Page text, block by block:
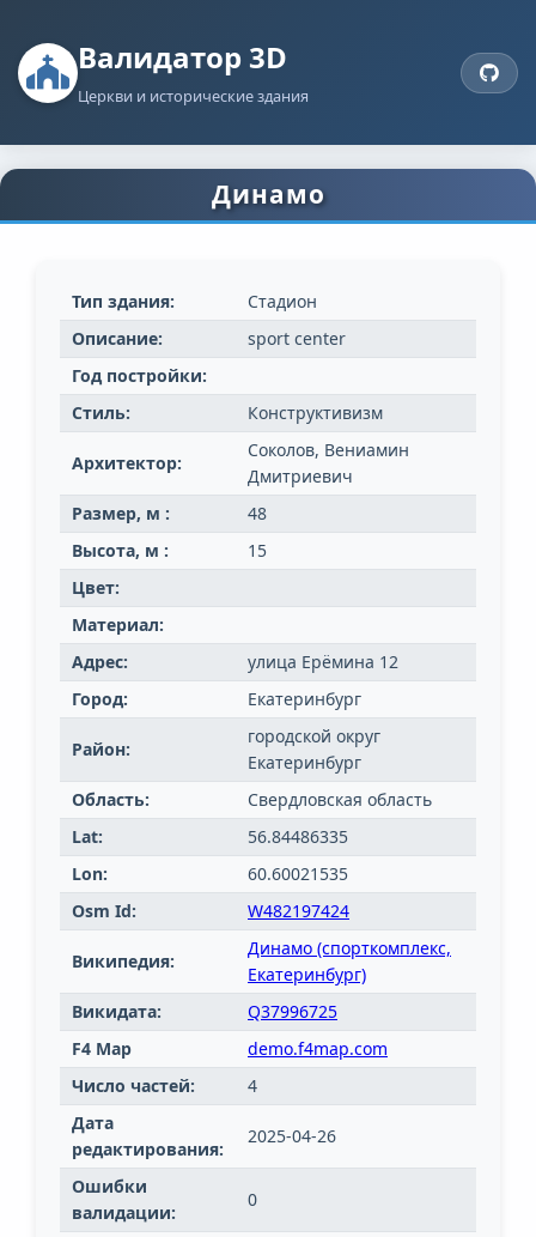
Валидатор 3D
Церкви и исторические здания
Динамо
Тип здания:
Стадион
Описание:
sport center
Год постройки:
Стиль:
Конструктивизм
Архитектор:
Соколов, Вениамин
Дмитриевич
Размер, м :
48
Высота, м :
15
Цвет:
Материал:
Адрес:
улица Ерёмина 12
Город:
Екатеринбург
Район:
городской округ
Екатеринбург
Область:
Свердловская область
Lat:
56.84486335
Lon:
60.60021535
Osm Id:
W482197424
Википедия:
Динамо (спорткомплекс,
Екатеринбург)
Викидата:
Q37996725
F4 Map
demo.f4map.com
Число частей:
4
Дата
редактирования:
2025-04-26
Ошибки
валидации:
0